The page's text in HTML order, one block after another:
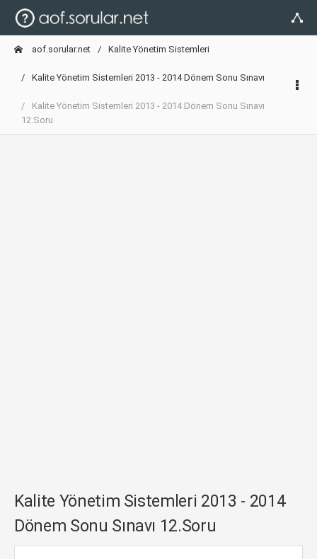
aof.sorular.net Kalite Yönetim Sistemleri
Kalite Yönetim Sistemleri 2013 - 2014 Dönem Sonu Sınavı
Kalite Yönetim Sistemleri 2013 - 2014 Dönem Sonu Sınavı
12.Soru
Kalite Yönetim Sistemleri 2013 - 2014
Dönem Sonu Sınavı 12.Soru